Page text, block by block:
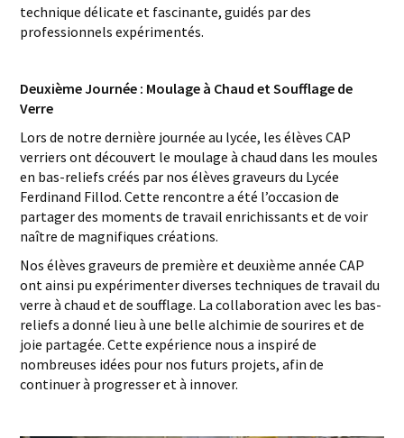
technique délicate et fascinante, guidés par des
professionnels expérimentés.
Deuxième Journée : Moulage à Chaud et Soufflage de
Verre
Lors de notre dernière journée au lycée, les élèves CAP
verriers ont découvert le moulage à chaud dans les moules
en bas-reliefs créés par nos élèves graveurs du Lycée
Ferdinand Fillod. Cette rencontre a été l’occasion de
partager des moments de travail enrichissants et de voir
naître de magnifiques créations.
Nos élèves graveurs de première et deuxième année CAP
ont ainsi pu expérimenter diverses techniques de travail du
verre à chaud et de soufflage. La collaboration avec les bas-
reliefs a donné lieu à une belle alchimie de sourires et de
joie partagée. Cette expérience nous a inspiré de
nombreuses idées pour nos futurs projets, afin de
continuer à progresser et à innover.